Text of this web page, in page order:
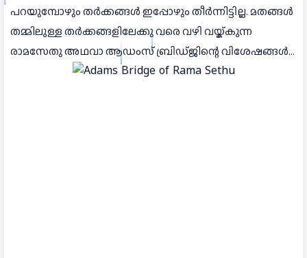
പറയുമ്പോഴും തര്‍ക്കങ്ങള്‍ ഇപ്പോഴും തീര്‍ന്നിട്ടില്ല. മതങ്ങള്‍
തമ്മിലുള്ള തര്‍ക്കങ്ങളിലേക്കു വരെ വഴി വയ്ക്കുന്ന
രാമസേതു അഥവാ ആഡംസ് ബ്രിഡ്ജിന്റെ വിശേഷങ്ങള്‍...